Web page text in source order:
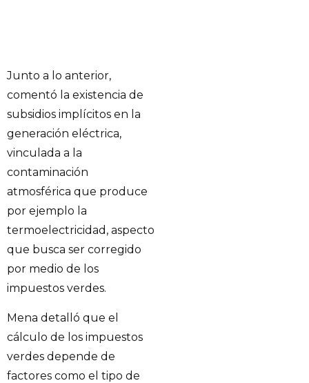
Junto a lo anterior,
comentó la existencia de
subsidios implícitos en la
generación eléctrica,
vinculada a la
contaminación
atmosférica que produce
por ejemplo la
termoelectricidad, aspecto
que busca ser corregido
por medio de los
impuestos verdes.
Mena detalló que el
cálculo de los impuestos
verdes depende de
factores como el tipo de